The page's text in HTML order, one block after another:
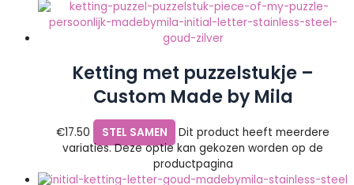
Ketting met puzzelstukje –
Custom Made by Mila
€17.50 STEL SAMEN
Dit product heeft meerdere
variaties. Deze optie kan gekozen worden op de
productpagina